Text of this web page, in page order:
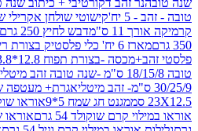
זהב דקורטיבי + כיתוב שנה טובה
קישוטי שולחן אקרילי שנה טובה -כסף
ס"מ
דבש לחיץ 250 גרם עמק חפר
בצורת רימון ק. 7 ס"מ-שקוף
-בצורת תפוח 12.8*13.8*7 ס"מ
קפ' קרטון
אגרת+ מעטפה שנה טובה
מגנט חג שמח 5*9
אוראו שוקולד גליל 110.4 גרם
קרם שוקולד 54 גרם